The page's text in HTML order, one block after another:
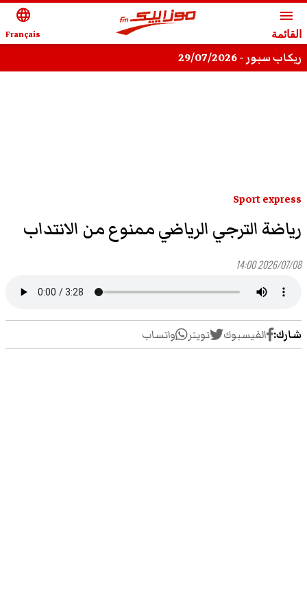
menu
القائمة
language
Français
ريكاب سبور - 29/07/2026
Sport express
رياضة الترجي الرياضي ممنوع من الانتداب
2026/07/08 14:00
شارك: الفيسبوك تويتر واتساب